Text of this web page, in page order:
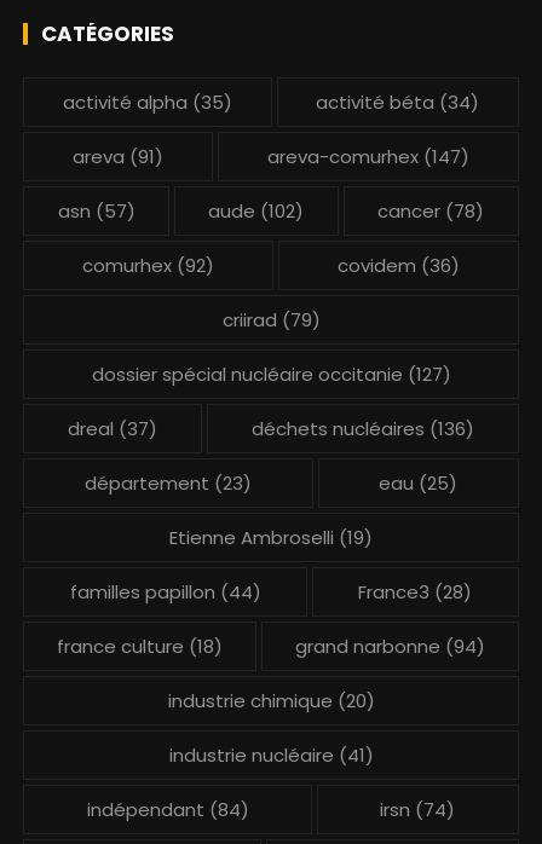
CATÉGORIES
activité alpha (35) activité béta (34)
areva (91) areva-comurhex(147)
asn (57) aude (102) cancer (78)
comurhex (92) covidem (36)
criirad (79)
dossier spécial nucléaire occitanie (127)
dreal (37) déchets nucléaires (136)
département (23) eau (25)
Etienne Ambroselli (19)
familles papillon (44) France3 (28)
france culture (18) grand narbonne (94)
industrie chimique (20)
industrie nucléaire (41)
indépendant (84) irsn (74)